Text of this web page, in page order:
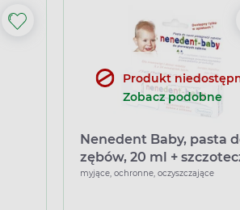
Produkt
Zobacz podobne
Nenedent Baby, pasta
zębów, 20 ml +
silikonowa
myjące, ochronne, oczyszczające